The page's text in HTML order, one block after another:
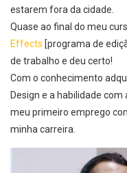
estarem fora da cidade.
Quase ao final do meu
Effects [programa de
de trabalho e deu certo!
Com o conhecimento
Design e a habilidade
meu primeiro emprego
minha carreira.